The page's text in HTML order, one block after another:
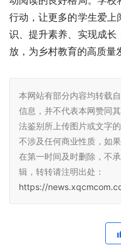
行动，让更多的学生爱上
识、提升素养、实现成长
放，为乡村教育的高质量
本网站有部分内容均转载
信息，并不代表本网赞同
法鉴别所上传图片或文字
不涉及任何商业性质，如
在第一时间及时删除，不
辑，转转请注明出处：
https://